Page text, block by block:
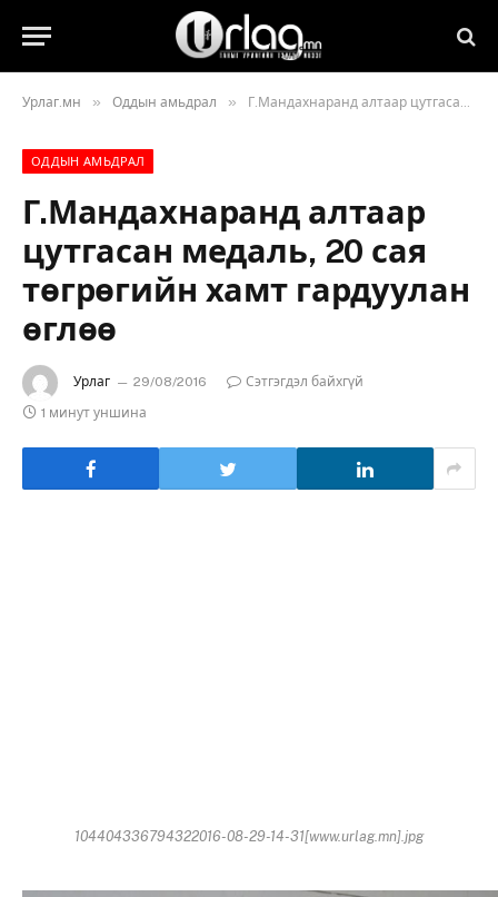
Урлаг.мн » Оддын амьдрал » Г.Мандахнаранд алтаар цутгасан медаль, 20 сая төгрөгийн хамт гардуулан өглөө
ОДДЫН АМЬДРАЛ
Г.Мандахнаранд алтаар
цутгасан медаль, 20 сая
төгрөгийн хамт гардуулан
өглөө
Урлаг 29/08/2016
Сэтгэгдэл байхгүй
1 минут уншина
104404336794322016-08-29-14-31[www.urlag.mn].jpg